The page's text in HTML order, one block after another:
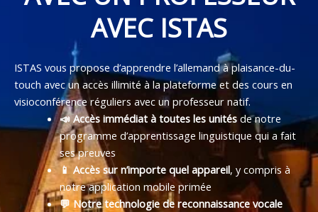
AVEC ISTAS
ISTAS vous propose d’apprendre l’allemand à plaisance-du-
touch avec un accès illimité à la plateforme et des cours en
visioconférence réguliers avec un professeur natif.
📣 Accès immédiat à toutes les unitésde notre
programme d’apprentissage linguistique qui a fait
ses preuves
📱 Accès sur n’importe quel appareil, y compris à
notre application mobile primée
💬 Notre technologie de reconnaissance vocale